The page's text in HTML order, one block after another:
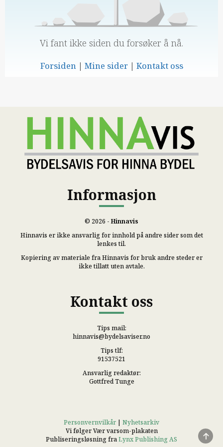
Vi fant ikke siden du forsøker å nå.
Forsiden| Mine sider| Kontakt oss
Informasjon
© 2026 - Hinnavis
Hinnavis er ikke ansvarlig for innhold på andre sider som det
lenkes til.
Kopiering av materiale fra Hinnavis for bruk andre steder er
ikke tillatt uten avtale.
Kontakt oss
Tips mail:
hinnavis@bydelsaviser.no
Tips tlf:
91537521
Ansvarlig redaktør:
Gottfred Tunge
Personvernvilkår | Nyhetsarkiv
Vi følger Vær varsom-plakaten
Publiseringsløsning fraLynx Publishing AS